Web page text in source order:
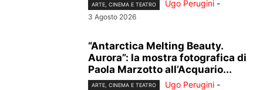
ARTE, CINEMA E TEATRO Ugo Perugini -
3 Agosto 2026
“Antarctica Melting Beauty.
Aurora”: la mostra fotografica di
Paola Marzotto all’Acquario...
ARTE, CINEMA E TEATRO Ugo Perugini -